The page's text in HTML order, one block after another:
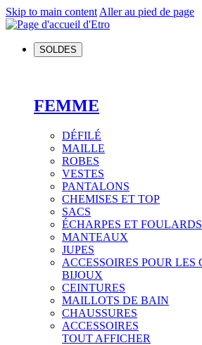
Skip to main content Aller au pied de page
SOLDES
FEMME
DÉFILÉ
MAILLE
ROBES
VESTES
PANTALONS
CHEMISES ET TOP
SACS
ÉCHARPES ET FOULARDS
MANTEAUX
JUPES
ACCESSOIRES POUR
BIJOUX
CEINTURES
MAILLOTS DE BAIN
CHAUSSURES
ACCESSOIRES
TOUT AFFICHER